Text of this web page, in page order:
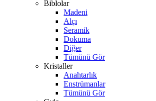
Biblolar
Madeni
Alçı
Seramik
Dokuma
Diğer
Tümünü Gör
Kristaller
Anahtarlık
Enstrümanlar
Tümünü Gör